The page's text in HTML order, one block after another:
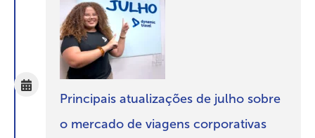
Principais atualizações de julho sobre
o mercado de viagens corporativas